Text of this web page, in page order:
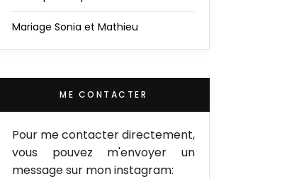
Mariage Sonia et Mathieu
ME CONTACTER
Pour me contacter directement,
vous pouvez m'envoyer un
message sur mon instagram: